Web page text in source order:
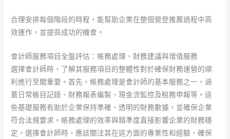
合理安排每個階段的時程，能幫助企業在整個營登推薦過程中高
效運作，並提高成功的機會。
會計師服務項目全盤評估：帳務處理、財務建議與增值服務
選擇會計師時，了解其服務項目的整體性對於確保財務運營的順
利進行至關重要。首先，帳務處理是會計師的基本服務之一，涵
蓋日常帳目記錄、財務報表編製、現金流監控及稅務申報等。這
些基礎服務有助於企業保持準確、透明的財務數據，並確保企業
符合法規要求。帳務處理的效率與精準度直接影響企業的財務穩
定，選擇會計師時，應該關注其在這方面的專業性和經驗，確保